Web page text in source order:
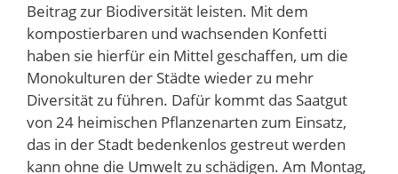
Beitrag zur Biodiversität leisten. Mit dem
kompostierbaren und wachsenden Konfetti
haben sie hierfür ein Mittel geschaffen, um die
Monokulturen der Städte wieder zu mehr
Diversität zu führen. Dafür kommt das Saatgut
von 24 heimischen Pflanzenarten zum Einsatz,
das in der Stadt bedenkenlos gestreut werden
kann ohne die Umwelt zu schädigen. Am Montag,